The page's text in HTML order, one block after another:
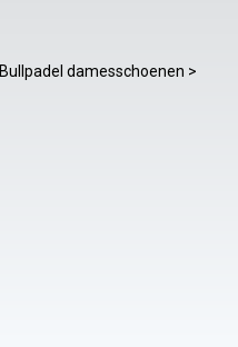
Bullpadel damesschoenen >